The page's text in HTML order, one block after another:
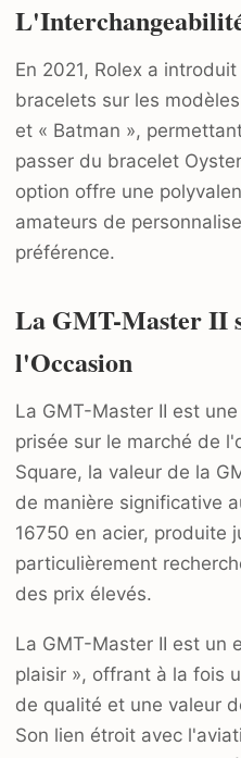
En 2021, Rolex a
bracelets sur les
et « Batman »,
passer du bracelet
option offre une
amateurs de
préférence.
La GMT-Master II
l'Occasion
La GMT-Master II est
prisée sur le marché de
Square, la valeur de la
de manière significative
16750 en acier, produite
particulièrement
des prix élevés.
La GMT-Master II est un
plaisir », offrant à la fois
de qualité et une valeur
Son lien étroit avec